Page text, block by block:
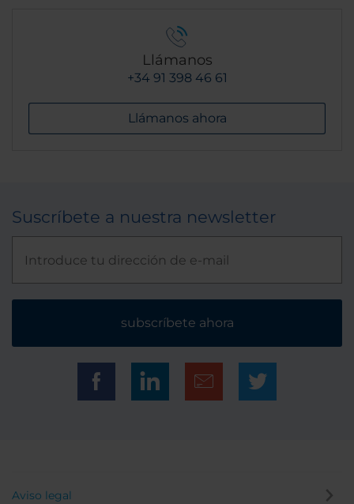
Llámanos
+34 91 398 46 61
Llámanos ahora
Suscríbete a nuestra newsletter
subscríbete ahora
Aviso legal